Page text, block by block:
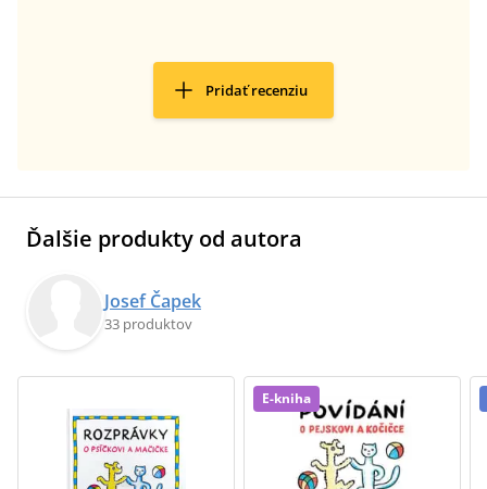
Pridať recenziu
Ďalšie produkty od autora
Josef Čapek
33 produktov
E-kniha